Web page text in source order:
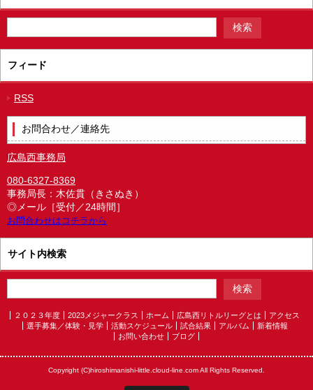
フィード
RSS
お問合わせ／連絡先
広島西事務局
080-6327-8369
事務局長：木佐貫（きさぬき）
◎メール［受付／24時間］
お問合わせはコチラから
サイト内検索
２０２３年度 2023メジャークラス ホーム 広島西リトルリーグとは
アクセス
選手募集／体験・見学
活動スケジュール 試合結果 アルバム
新着情報
お問い合わせ
ブログ
Copyright (C)hiroshimanishi-little.cloud-line.com All Rights Reserved.